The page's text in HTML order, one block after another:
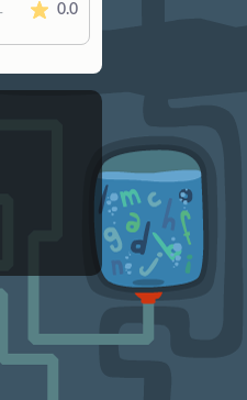
- 0.0La valoración media es de 0